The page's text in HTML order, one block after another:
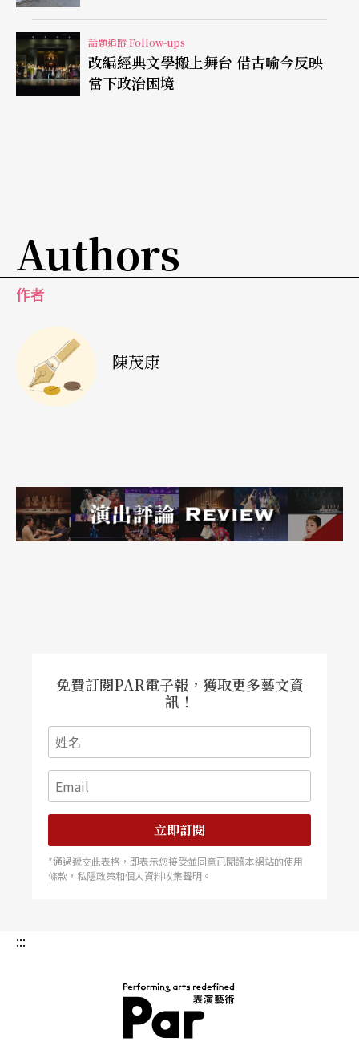
聆聽。
搭配這樣的演出形式，整個場館音響也會播送演出
的即時聲音，觀眾即使去上個廁所、抽根菸，也能
也因為台上出現的，不只是製作人員，還包括完全
不受控的一般觀眾，維斯維爾德還特別加強所有舞
實全都以鐵條框架搭配建築用的板料製成，即使站
在沙發扶手上也不會有塌陷的危險，甚至都選用與
砂土、石頭等相近的顏色，「這樣也比較不會
間，在演出過程中，舞台上的許多跑馬燈，時不時
會出現「死亡倒數」，告訴觀眾這個角色，將在幾
兩片透明牆面之間，並以俯拍的攝影角度，出現在
螢幕中，於是，演員也像是躺在棺材裡，被夾在顯
示器的框框之間。這裡就像是個焚化爐，甚至會出
現瓦斯與火焰的背景音效。「這個段落結束之後，
演員就自己從後面的空間爬出來，我們沒有打算假
想到他的死亡，在歷史上的意義。」
把玩瞬息萬變的空間 為演員打造安全的創作環境
九月七日晚間，維斯維爾德舉辦了此行在香港的唯
話題追蹤 Follow-ups
改編經典文學搬上舞台 借古喻今反映
當下政治困境
Authors
作者
陳茂康
免費訂閱PAR電子報，獲取更多藝文資
訊！
立即訂閱
*通過遞交此表格，即表示您接受並同意已閱讀本網站的使用
條款，私隱政策和個人資料收集聲明。
:::